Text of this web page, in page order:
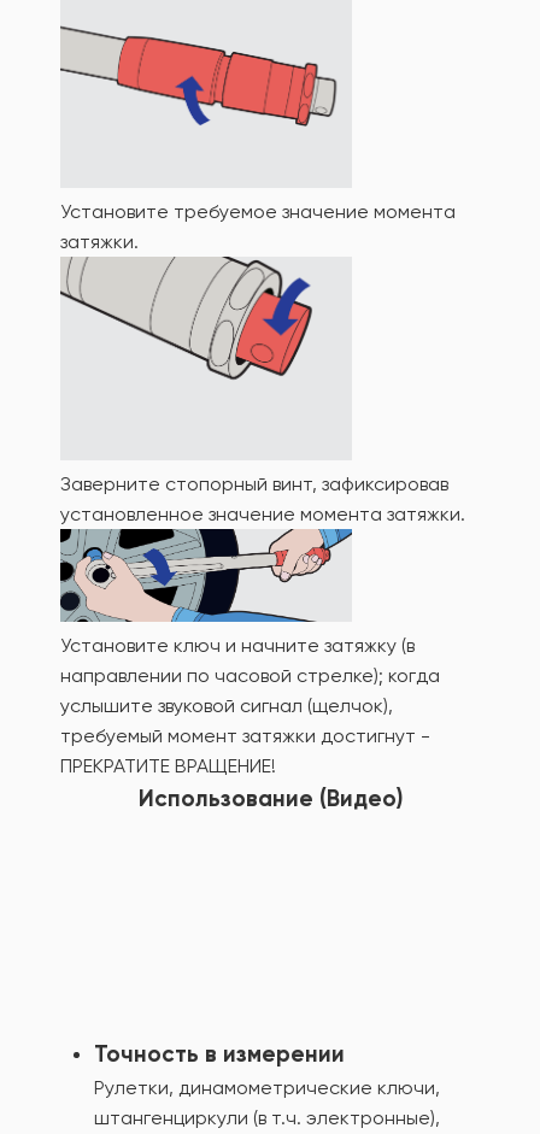
Установите требуемое значение момента
затяжки.
Заверните стопорный винт, зафиксировав
установленное значение момента затяжки.
Установите ключ и начните затяжку (в
направлении по часовой стрелке); когда
услышите звуковой сигнал (щелчок),
требуемый момент затяжки достигнут -
ПРЕКРАТИТЕ ВРАЩЕНИЕ!
Использование (Видео)
Точность в измерении
Рулетки, динамометрические ключи,
штангенциркули (в т.ч. электронные),